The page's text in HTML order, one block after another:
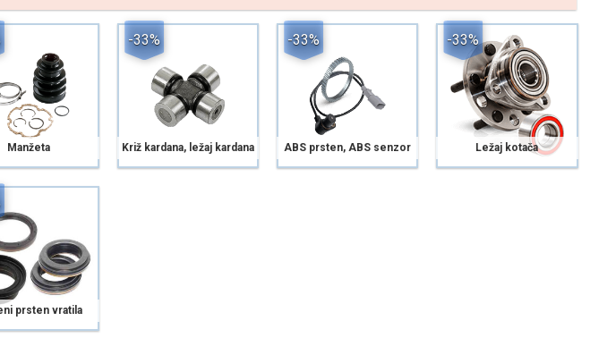
Manžeta Križ kardana, ležaj kardana
-33%
ABS prsten, ABS senzor
-33%
Ležaj kotača
-33%
prsten vratila